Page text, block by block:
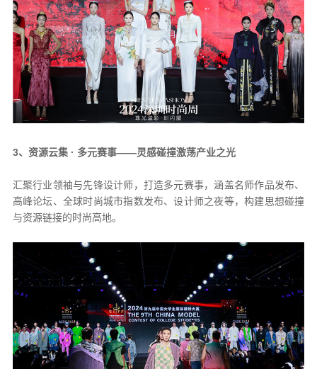
3、资源云集 · 多元赛事——灵感碰撞激荡产业之光
汇聚行业领袖与先锋设计师，打造多元赛事，涵盖名师作品发布、
高峰论坛、全球时尚城市指数发布、设计师之夜等，构建思想碰撞
与资源链接的时尚高地。